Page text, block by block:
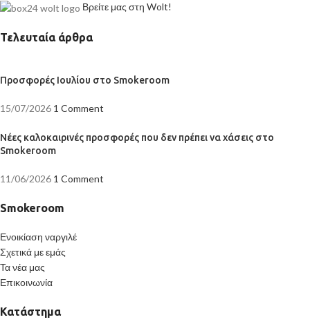
Βρείτε μας στη Wolt!
Τελευταία άρθρα
Προσφορές Ιουλίου στο Smokeroom
15/07/2026 1 Comment
Νέες καλοκαιρινές προσφορές που δεν πρέπει να χάσεις στο
Smokeroom
11/06/2026 1 Comment
Smokeroom
Ενοικίαση ναργιλέ
Σχετικά με εμάς
Τα νέα μας
Επικοινωνία
Κατάστημα